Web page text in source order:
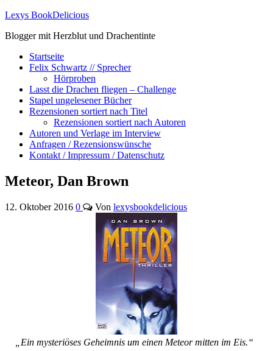
Lexys BookDelicious
Blogger mit Herzblut und Drachentinte
Startseite
Felix Schwartz // Sprecher
Hörproben
Lasst die Drachen fliegen – Challenge
Stapel ungelesener Bücher
Rezensionen sortiert nach Titel
Rezensionen sortiert nach Autoren
Autoren und Verlage im Interview
Anfragen / Rezensionswünsche
Kontakt / Impressum / Datenschutz
Meteor, Dan Brown
12. Oktober 2016 0 Von lexysbookdelicious
„Ein mysteriöses Geheimnis um einen Meteor mitten im Eis.“